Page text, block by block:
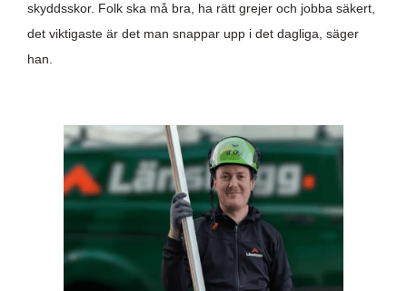
skyddsskor. Folk ska må bra, ha rätt grejer och jobba säkert,
det viktigaste är det man snappar upp i det dagliga, säger
han.